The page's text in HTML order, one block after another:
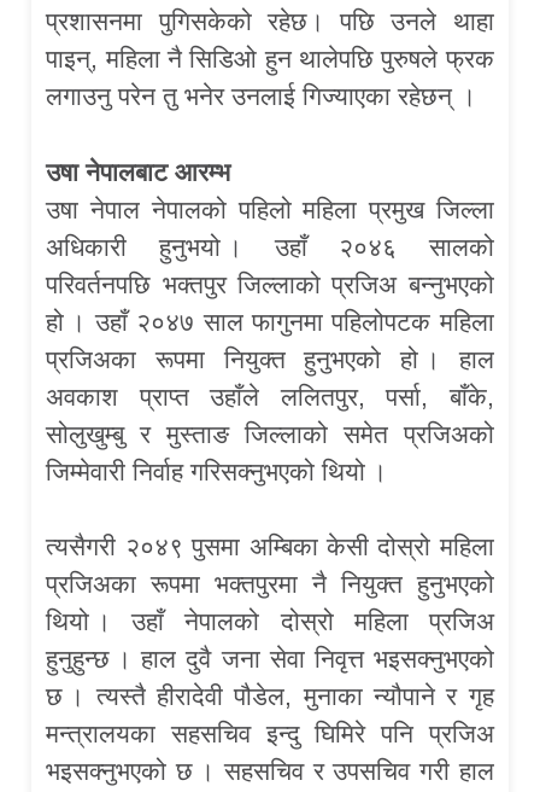
प्रशासनमा पुगिसकेको रहेछ। पछि उनले थाहा
पाइन्, महिला नै सिडिओ हुन थालेपछि पुरुषले फ्रक
लगाउनु परेन तु भनेर उनलाई गिज्याएका रहेछन् ।
उषा नेपालबाट आरम्भ
उषा नेपाल नेपालको पहिलो महिला प्रमुख जिल्ला
अधिकारी हुनुभयो । उहाँ २०४६ सालको
परिवर्तनपछि भक्तपुर जिल्लाको प्रजिअ बन्नुभएको
हो । उहाँ २०४७ साल फागुनमा पहिलोपटक महिला
प्रजिअका रूपमा नियुक्त हुनुभएको हो । हाल
अवकाश प्राप्त उहाँले ललितपुर, पर्सा, बाँके,
सोलुखुम्बु र मुस्ताङ जिल्लाको समेत प्रजिअको
जिम्मेवारी निर्वाह गरिसक्नुभएको थियो ।
त्यसैगरी २०४९ पुसमा अम्बिका केसी दोस्रो महिला
प्रजिअका रूपमा भक्तपुरमा नै नियुक्त हुनुभएको
थियो । उहाँ नेपालको दोस्रो महिला प्रजिअ
हुनुहुन्छ । हाल दुवै जना सेवा निवृत्त भइसक्नुभएको
छ । त्यस्तै हीरादेवी पौडेल, मुनाका न्यौपाने र गृह
मन्त्रालयका सहसचिव इन्दु घिमिरे पनि प्रजिअ
भइसक्नुभएको छ । सहसचिव र उपसचिव गरी हाल